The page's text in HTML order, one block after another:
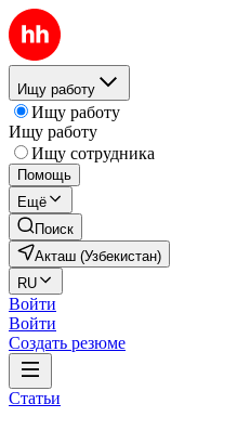
Ищу работу
Ищу работу
Ищу работу
Ищу сотрудника
Помощь
Ещё
Поиск
Акташ (Узбекистан)
RU
Войти
Войти
Создать резюме
Статьи